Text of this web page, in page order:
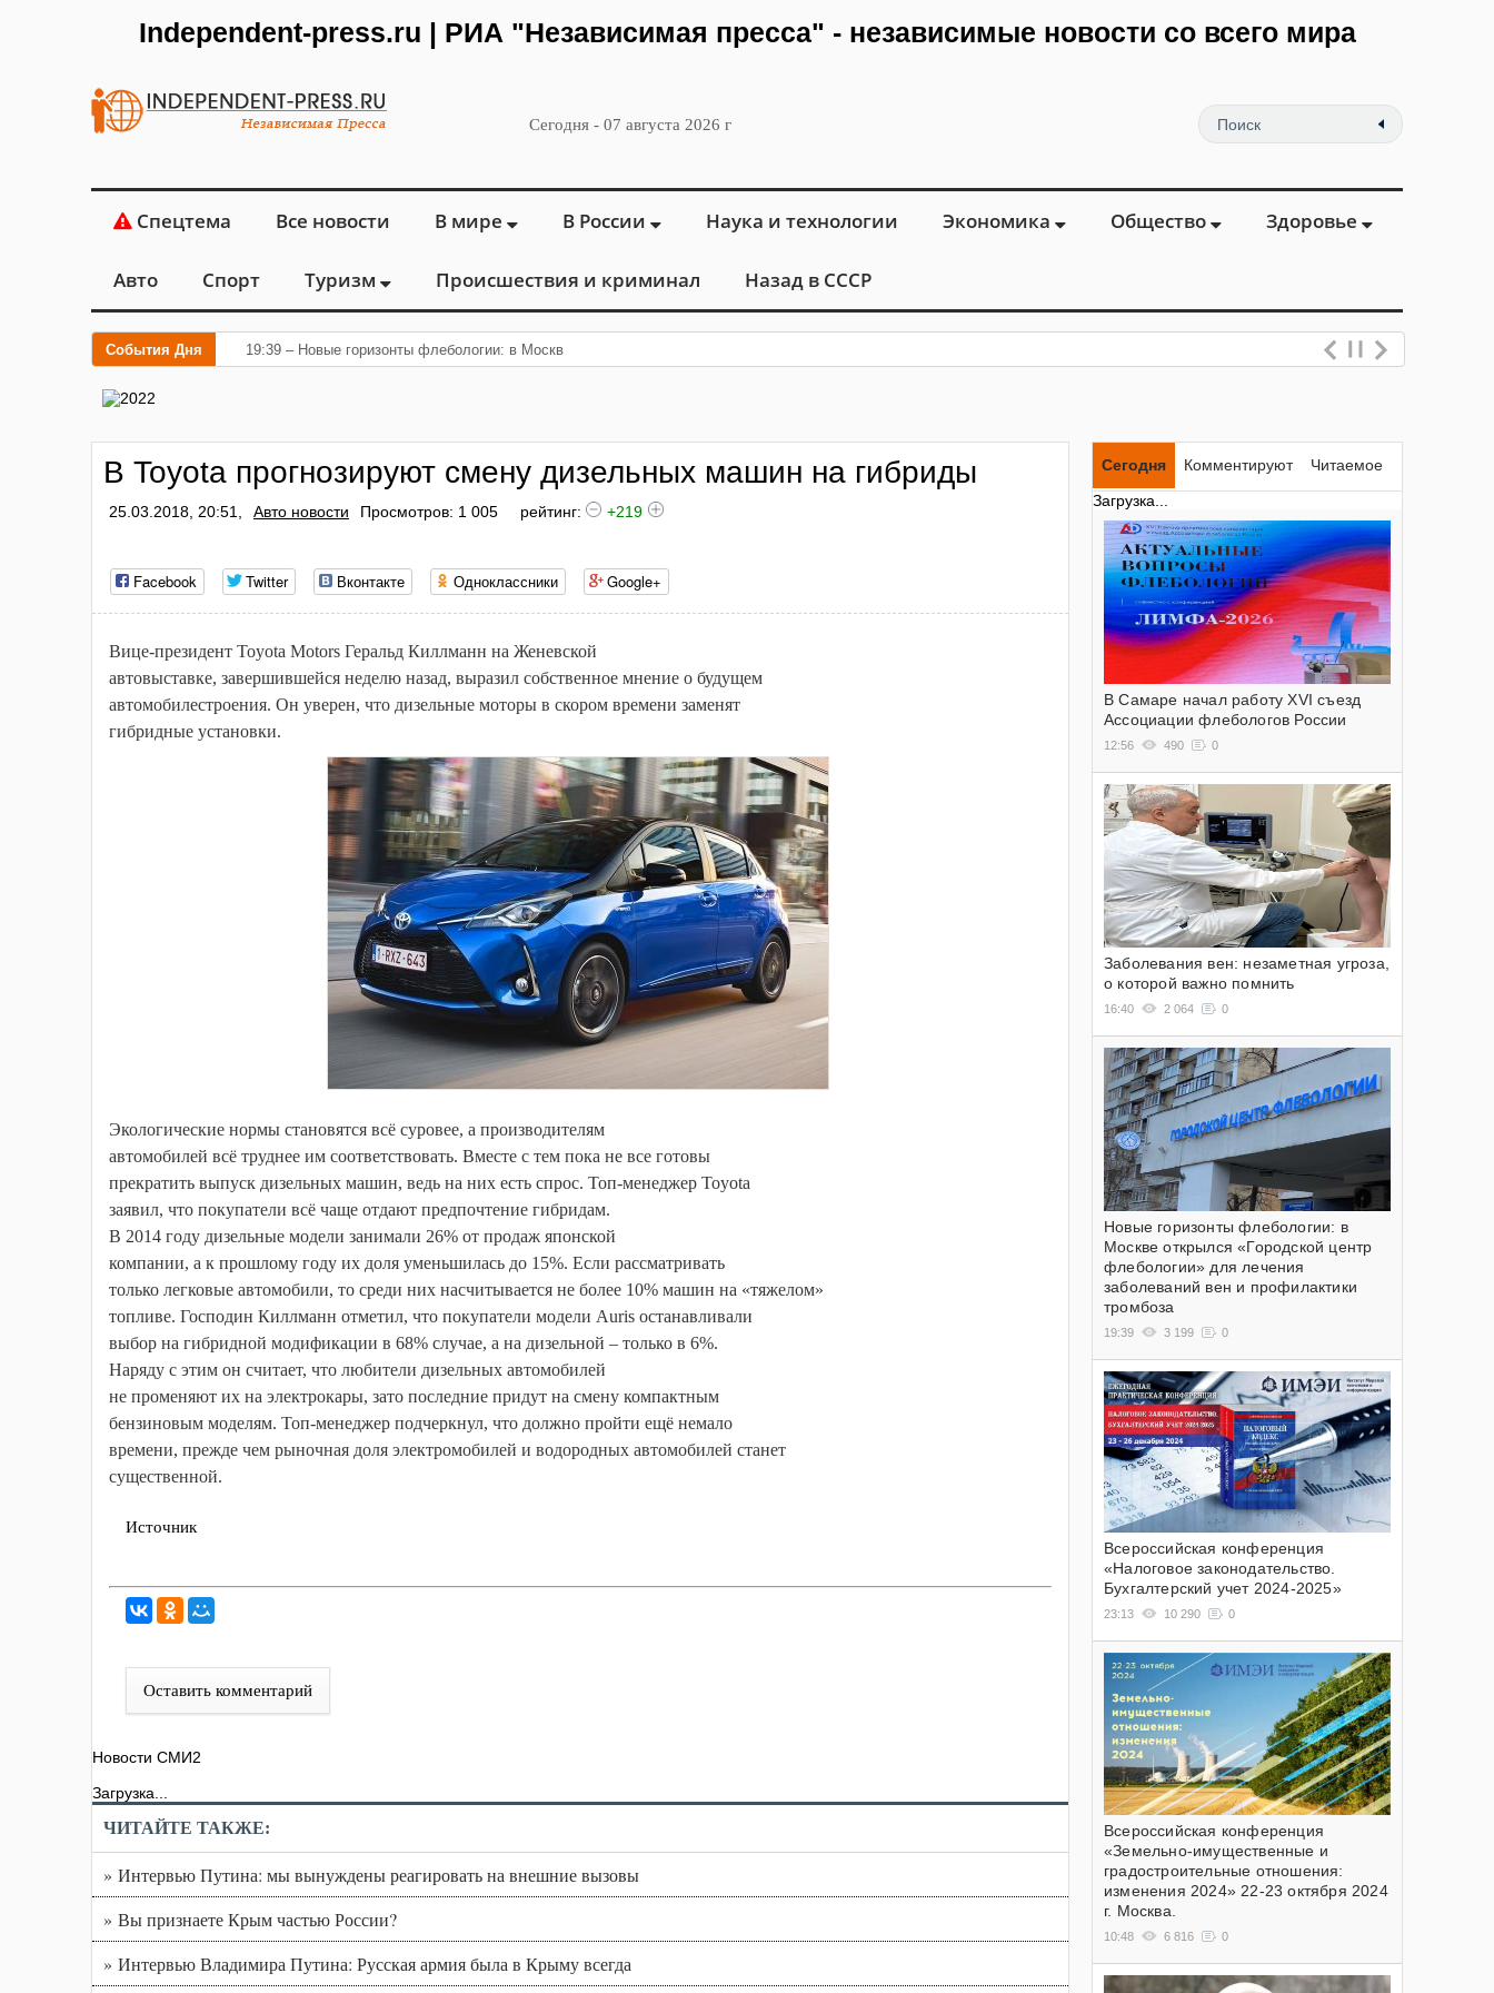
Independent-press.ru | РИА "Независимая пресса" - независимые новости со всего мира
Сегодня - 07 августа 2026 г
Спецтема Все новости В мире В России Наука и технологии Экономика Общество Здоровье
Авто Спорт Туризм Происшествия и криминал Назад в СССР
События Дня 19:39 – Новые горизонты флебологии: в Москве открылся «Городск
В Toyota прогнозируют смену дизельных машин на гибриды
25.03.2018, 20:51, Авто новости Просмотров: 1 005 рейтинг: +219
Facebook Twitter Вконтакте Одноклассники Google+
Вице-президент Toyota Motors Геральд Киллманн на Женевской
автовыставке, завершившейся неделю назад, выразил собственное мнение о будущем
автомобилестроения. Он уверен, что дизельные моторы в скором времени заменят
гибридные установки.
Экологические нормы становятся всё суровее, а производителям
автомобилей всё труднее им соответствовать. Вместе с тем пока не все готовы
прекратить выпуск дизельных машин, ведь на них есть спрос. Топ-менеджер Toyota
заявил, что покупатели всё чаще отдают предпочтение гибридам.
В 2014 году дизельные модели занимали 26% от продаж японской
компании, а к прошлому году их доля уменьшилась до 15%. Если рассматривать
только легковые автомобили, то среди них насчитывается не более 10% машин на «тяжелом»
топливе. Господин Киллманн отметил, что покупатели модели Auris останавливали
выбор на гибридной модификации в 68% случае, а на дизельной – только в 6%.
Наряду с этим он считает, что любители дизельных автомобилей
не променяют их на электрокары, зато последние придут на смену компактным
бензиновым моделям. Топ-менеджер подчеркнул, что должно пройти ещё немало
времени, прежде чем рыночная доля электромобилей и водородных автомобилей станет
существенной.
Источник
Оставить комментарий
Новости СМИ2
Загрузка...
ЧИТАЙТЕ ТАКЖЕ:
» Интервью Путина: мы вынуждены реагировать на внешние вызовы
» Вы признаете Крым частью России?
» Интервью Владимира Путина: Русская армия была в Крыму всегда
Сегодня Комментируют
Читаемое
Загрузка...
В Самаре начал работу XVI съезд
Ассоциации флебологов России
12:56 490 0
Заболевания вен: незаметная угроза,
о которой важно помнить
16:40 2 064 0
Новые горизонты флебологии: в
Москве открылся «Городской центр
флебологии» для лечения
заболеваний вен и профилактики
тромбоза
19:39 3 199 0
Всероссийская конференция
«Налоговое законодательство.
Бухгалтерский учет 2024-2025»
23:13 10 290 0
Всероссийская конференция
«Земельно-имущественные и
градостроительные отношения:
изменения 2024» 22-23 октября 2024
г. Москва.
10:48 6 816 0